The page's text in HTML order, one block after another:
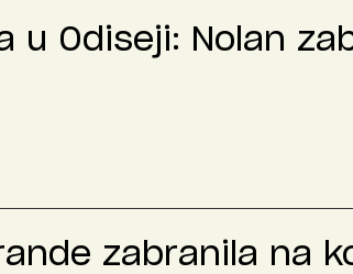
u Odiseji: Nolan
zabranila na